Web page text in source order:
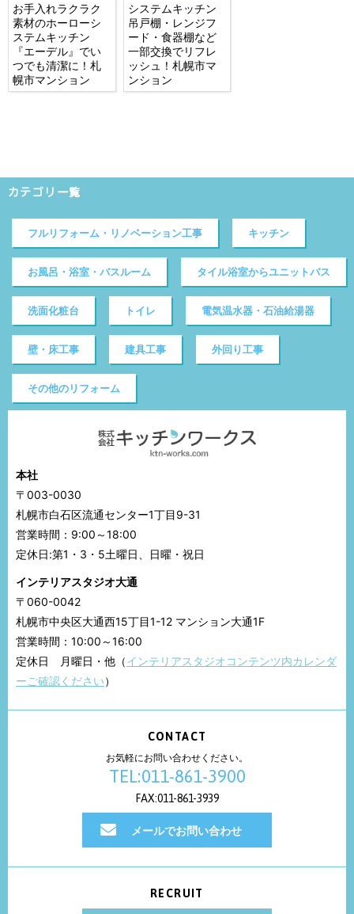
お手入れラクラク
素材のホーローシ
ステムキッチン
『エーデル』でい
つでも清潔に！札
幌市マンション
システムキッチン
吊戸棚・レンジフ
ード・食器棚など
一部交換でリフレ
ッシュ！札幌市マ
ンション
カテゴリ一覧
フルリフォーム・リノベーション工事 キッチン
お風呂・浴室・バスルーム タイル浴室からユニットバス
洗面化粧台 トイレ 電気温水器・石油給湯器
壁・床工事 建具工事 外回り工事
その他のリフォーム
本社
〒003-0030
札幌市白石区流通センター1丁目9-31
営業時間：9:00～18:00
定休日:第1・3・5土曜日、日曜・祝日
インテリアスタジオ大通
〒060-0042
札幌市中央区大通西15丁目1-12 マンション大通1F
営業時間：10:00～16:00
定休日 月曜日・他（インテリアスタジオコンテンツ内カレンダ
ーご確認ください）
CONTACT
お気軽にお問い合わせください。
TEL:011-861-3900
FAX:011-861-3939
メールでお問い合わせ
RECRUIT